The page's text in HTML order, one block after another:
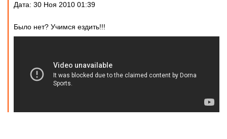
Дата: 30 Ноя 2010 01:39
Было нет? Учимся ездить!!!